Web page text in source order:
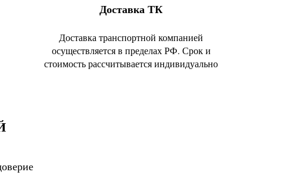
Доставка ТК
Доставка транспортной компанией
осуществляется в пределах РФ. Срок и
стоимость рассчитывается индивидуально